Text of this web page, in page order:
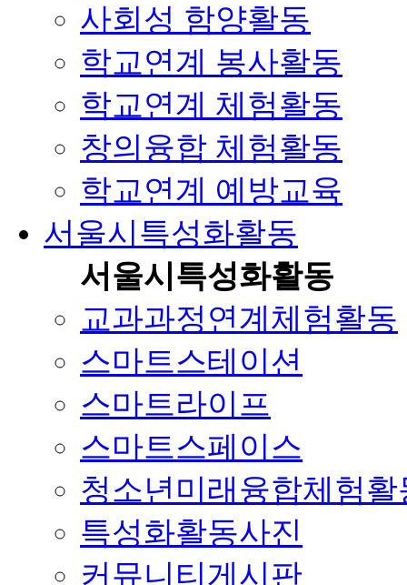
사회성 함양활동
학교연계 봉사활동
학교연계 체험활동
창의융합 체험활동
학교연계 예방교육
서울시특성화활동
서울시특성화활동
교과과정연계체험활동
스마트스테이션
스마트라이프
스마트스페이스
청소년미래융합체험활
특성화활동사진
커뮤니티게시판